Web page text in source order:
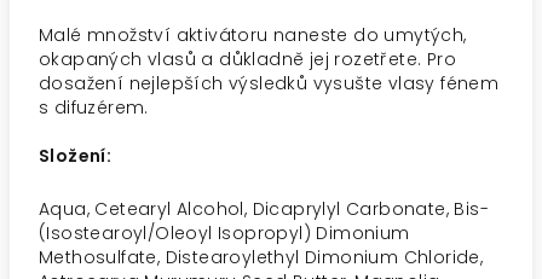
Malé množství aktivátoru naneste do umytých,
okapaných vlasů a důkladně jej rozetřete. Pro
dosažení nejlepších výsledků vysušte vlasy fénem
s difuzérem.
Složení:
Aqua, Cetearyl Alcohol, Dicaprylyl Carbonate, Bis-
(Isostearoyl/Oleoyl Isopropyl) Dimonium
Methosulfate, Distearoylethyl Dimonium Chloride,